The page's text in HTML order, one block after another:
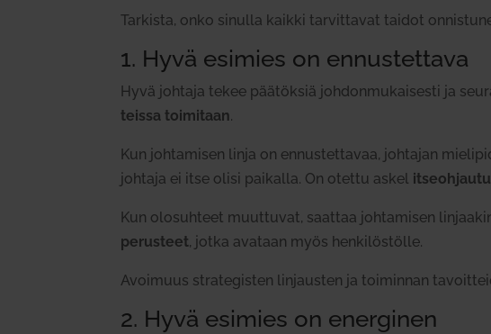
Tar­kista, onko sinulla kaikki tar­vit­tavat taidot
1. Hyvä esimies on ennus­tettava
Hyvä johtaja tekee pää­töksiä joh­don­mu­kai­sesti ja
teissa toi­mitaan.
Kun joh­ta­misen linja on ennus­tet­tavaa, joh­tajan
johtaja ei itse olisi pai­kalla. On otettu askel
Kun olo­suhteet muut­tuvat, saattaa joh­ta­misen
perusteet, jotka avataan myös hen­ki­lös­tölle.
Avoimuus stra­te­gisten lin­jausten ja toi­minnan
2. Hyvä esimies on ener­ginen